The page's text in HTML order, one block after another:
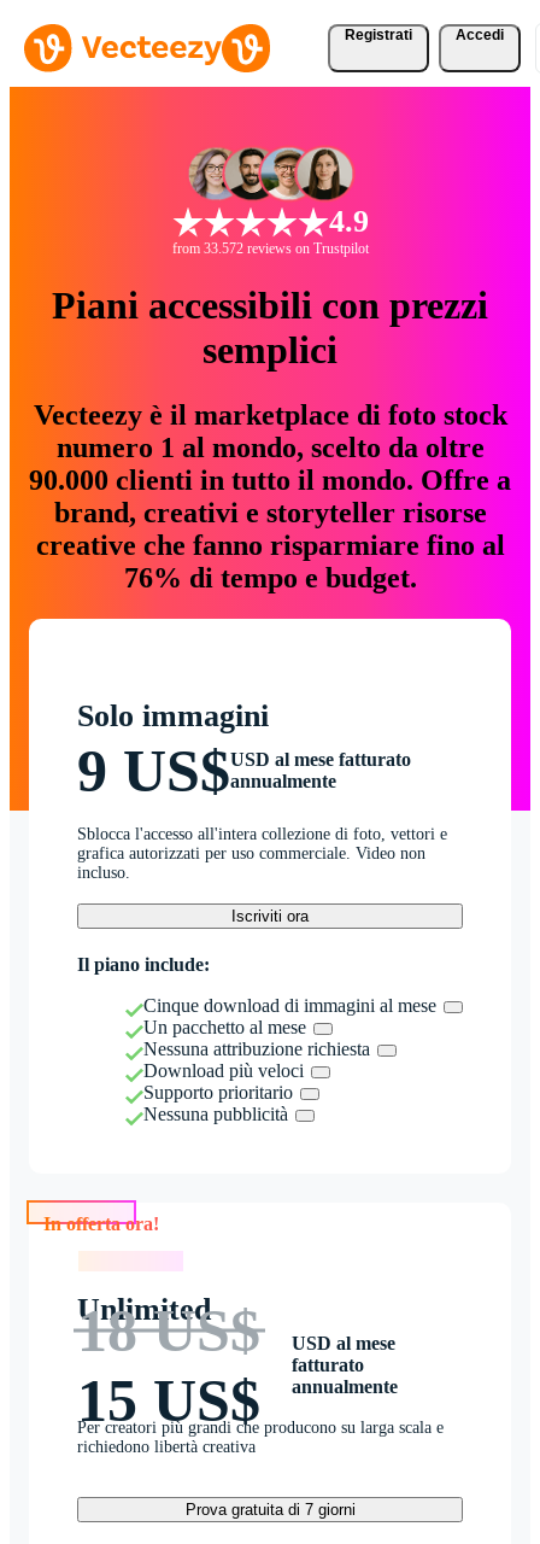
Registrati Accedi
4.9
from 33.572 reviews on Trustpilot
Piani accessibili con prezzi
semplici
Vecteezy è il marketplace di foto stock
numero 1 al mondo, scelto da oltre
90.000 clienti in tutto il mondo. Offre a
brand, creativi e storyteller risorse
creative che fanno risparmiare fino al
76% di tempo e budget.
Solo immagini
9 US$USD al mese fatturato
annualmente
Sblocca l'accesso all'intera collezione di foto, vettori e
grafica autorizzati per uso commerciale. Video non
incluso.
Iscriviti ora
Il piano include:
Cinque download di immagini al mese
Un pacchetto al mese
Nessuna attribuzione richiesta
Download più veloci
Supporto prioritario
Nessuna pubblicità
Unlimited
18 US$
15 US$
USD al mese
fatturato
annualmente
Per creatori più grandi che producono su larga scala e
richiedono libertà creativa
Prova gratuita di 7 giorni